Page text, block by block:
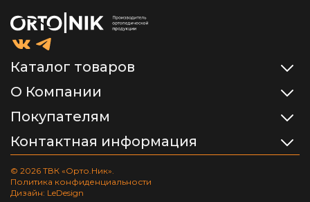
Каталог товаров
О Компании
Покупателям
Контактная информация
© 2026 ТВК «Орто.Ник».
Политика конфиденциальности
Дизайн: LeDesign